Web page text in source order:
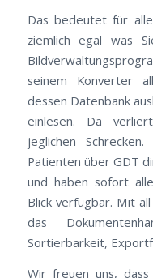
Das bedeutet für
ziemlich egal was
seinem Konverter
dessen Datenbank
einlesen. Da
jeglichen
Patienten über GDT
und haben sofort
Blick verfügbar. Mit
das
Sortierbarkeit,
Wir freuen uns,